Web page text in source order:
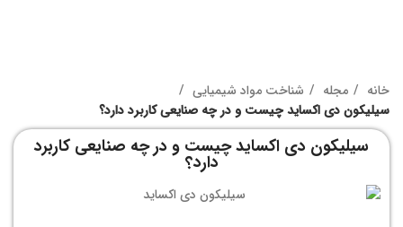
خانه مجله
شناخت مواد شیمیایی
سیلیکون دی اکساید چیست و در چه صنایعی کاربرد دارد؟
سیلیکون دی اکساید چیست و در چه صنایعی کاربرد
دارد؟